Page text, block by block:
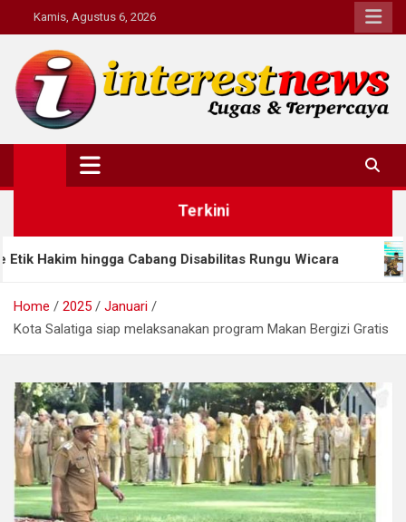
to
content
Kamis, Agustus 6, 2026
Interestnews.or.id
Terkini
Cabang Disabilitas Rungu Wicara Sinergi Dua
Home 2025
Januari
Kota Salatiga siap melaksanakan program Makan Bergizi Gratis